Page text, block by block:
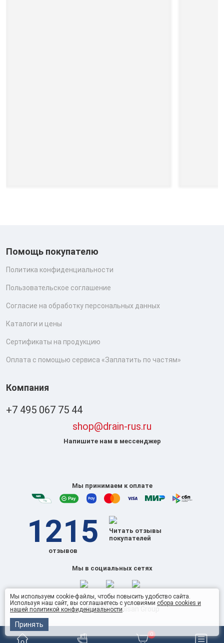
0
Помощь покупателю
Политика конфиденциальности
Пользовательское соглашение
Согласие на обработку персональных данных
Каталоги и цены
Сертификаты на продукцию
Оплата с помощью сервиса «Заплатить по частям»
Компания
+7 495 067 75 44
shop@drain-rus.ru
Напишите нам в мессенджер
Мы принимаем к оплате
1215
отзывов
Читать отзывы
покупателей
Мы в социальных сетях
© 2026 Omnisan Group
Мы используем cookie-файлы, чтобы повысить удобство сайта.
Используя наш сайт, вы соглашаетесь с условиями сбора cookies и
нашей политикой конфиденциальности.
Принять